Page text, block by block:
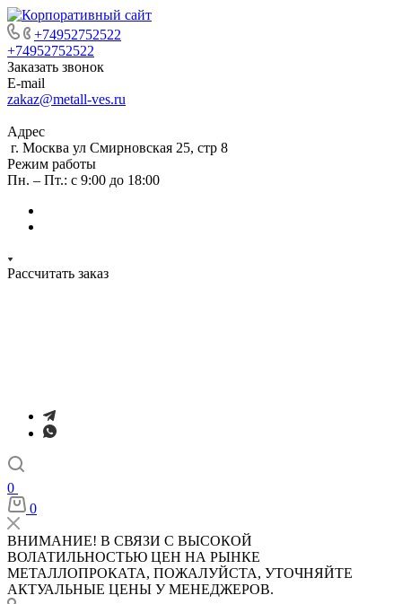
+74952752522
+74952752522
Заказать звонок
E-mail
zakaz@metall-ves.ru
Адрес
г. Москва ул Смирновская 25, стр 8
Режим работы
Пн. – Пт.: с 9:00 до 18:00
Рассчитать заказ
0
0
ВНИМАНИЕ! В СВЯЗИ С ВЫСОКОЙ
ВОЛАТИЛЬНОСТЬЮ ЦЕН НА РЫНКЕ
МЕТАЛЛОПРОКАТА, ПОЖАЛУЙСТА, УТОЧНЯЙТЕ
АКТУАЛЬНЫЕ ЦЕНЫ У МЕНЕДЖЕРОВ.